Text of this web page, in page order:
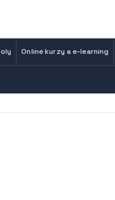
Online kurzy a e-learning